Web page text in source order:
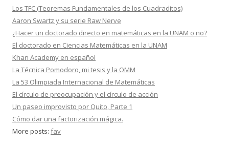
Los TFC (Teoremas Fundamentales de los Cuadraditos)
Aaron Swartz y su serie Raw Nerve
¿Hacer un doctorado directo en matemáticas en la UNAM o no?
El doctorado en Ciencias Matemáticas en la UNAM
Khan Academy en español
La Técnica Pomodoro, mi tesis y la OMM
La 53 Olimpiada Internacional de Matemáticas
El círculo de preocupación y el círculo de acción
Un paseo improvisto por Quito, Parte 1
Cómo dar una factorización mágica.
More posts: fav